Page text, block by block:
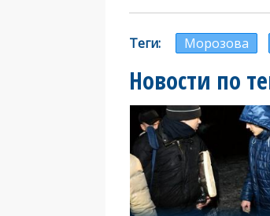
Теги Морозова
Новости по